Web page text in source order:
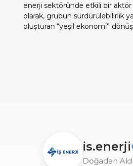
enerji sektöründe etkili bir aktör
olarak, grubun sürdürülebilirlik
oluşturan “yeşil ekonomi”
is.enerji
Doğadan